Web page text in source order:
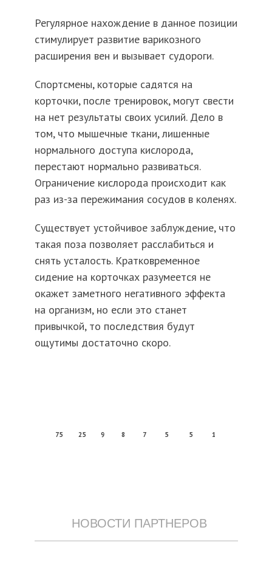
Регулярное нахождение в данное позиции
стимулирует развитие варикозного
расширения вен и вызывает судороги.
Спортсмены, которые садятся на
корточки, после тренировок, могут свести
на нет результаты своих усилий. Дело в
том, что мышечные ткани, лишенные
нормального доступа кислорода,
перестают нормально развиваться.
Ограничение кислорода происходит как
раз из-за пережимания сосудов в коленях.
Существует устойчивое заблуждение, что
такая поза позволяет расслабиться и
снять усталость. Кратковременное
сидение на корточках разумеется не
окажет заметного негативного эффекта
на организм, но если это станет
привычкой, то последствия будут
ощутимы достаточно скоро.
75 25 9 8 7 5 5 1
НОВОСТИ ПАРТНЕРОВ